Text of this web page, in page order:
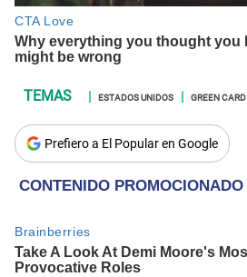
ESTADOS UNIDOS GREEN CARD
Prefiero a El Popular en Google